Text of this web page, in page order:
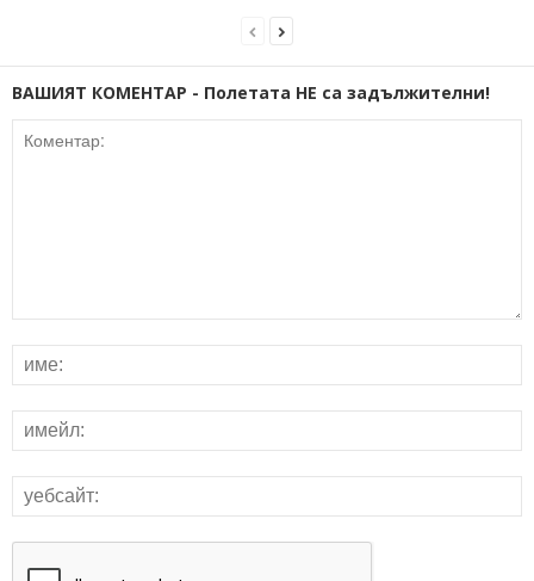
ВАШИЯТ КОМЕНТАР - Полетата НЕ са задължителни!